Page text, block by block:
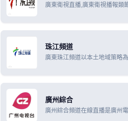
廣東衛視直播,廣東衛視播報類
優勢，聯動港澳，連線全國，
珠江頻道
廣東珠江頻道以本土地域策略
進行版面優化和節目調整，收
廣州綜合
廣州綜合頻道在線直播是廣州